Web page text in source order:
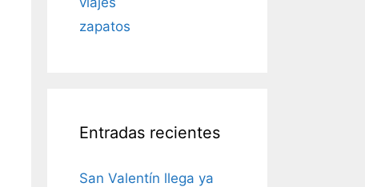
zapatos
Entradas recientes
San Valentín llega ya